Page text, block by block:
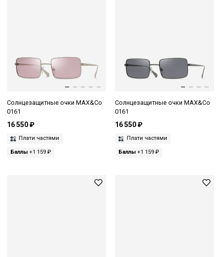
Солнцезащитные очки MAX&Co
0161
16 550 ₽
Плати частями
Баллы +1 159 ₽
Солнцезащитные очки MAX&Co
0161
16 550 ₽
Плати частями
Баллы+1 159 ₽